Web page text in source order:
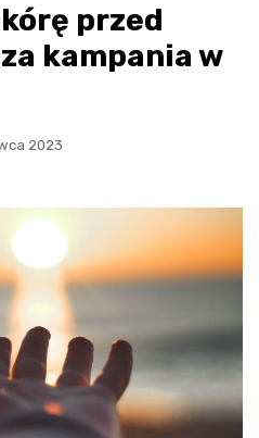
przed
kampania w
2023